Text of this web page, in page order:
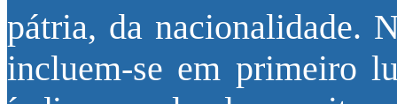
pátria, da nacionalidade.
incluem-se em primeiro